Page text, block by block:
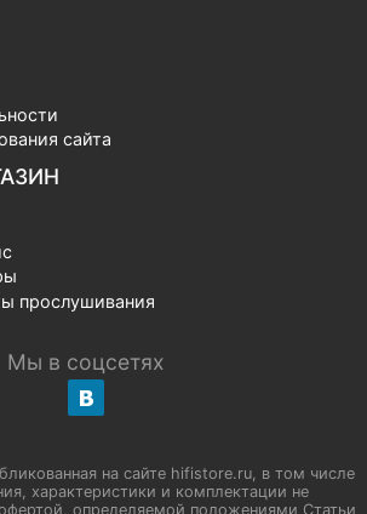
сайта
прослушивания
Мы в соцсетях
на сайте hifistore.ru, в том числе
характеристики и комплектации не
определяемой положениями Статьи